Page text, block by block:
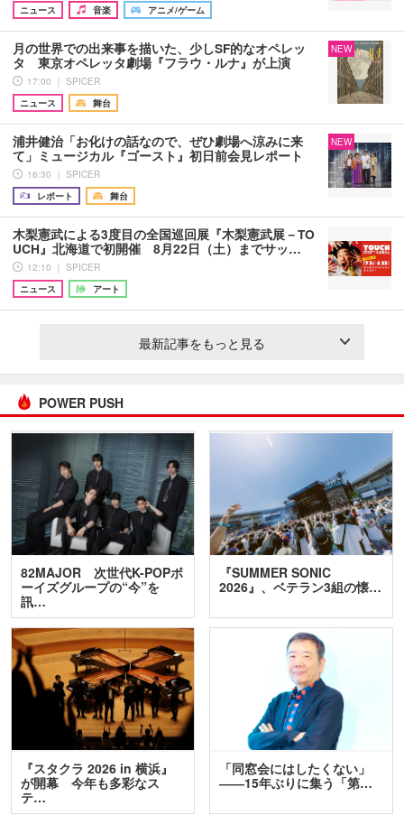
ニュース
音楽 アニメ/ゲーム
月の世界での出来事を描いた、少しSF的なオペレッ
タ 東京オペレッタ劇場『フラウ・ルナ』が上演
17:00 ｜ SPICER
ニュース
舞台
NEW
浦井健治「お化けの話なので、ぜひ劇場へ涼みに来
て」ミュージカル『ゴースト』初日前会見レポート
16:30 ｜ SPICER
レポート
舞台
NEW
木梨憲武による3度目の全国巡回展『木梨憲武展－TO
UCH』北海道で初開催 8月22日（土）までサッ…
12:10 ｜ SPICER
ニュース
アート
最新記事をもっと見る
POWER PUSH
82MAJOR 次世代K-POPボ
ーイズグループの“今”を
訊…
『SUMMER SONIC
2026』、ベテラン3組の懐…
『スタクラ 2026 in 横浜』
が開幕 今年も多彩なス
テ…
「同窓会にはしたくない」
――15年ぶりに集う「第…